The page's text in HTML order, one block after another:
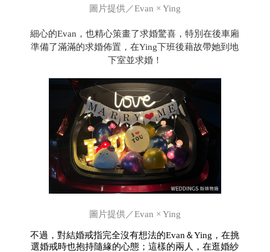
圖片提供／Evan × Ying
細心的Evan，也精心策畫了求婚驚喜，特別在後車廂
準備了滿滿的求婚佈置，在Ying下班後藉故帶她到地
下室並求婚！
圖片提供／Evan × Ying
不過，對結婚戒指完全沒有想法的Evan＆Ying，在挑
選婚戒時也抱持隨緣的心態；這樣的兩人，在逛婚紗